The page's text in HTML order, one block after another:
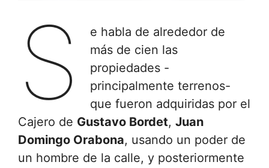
S
e habla de alrededor de
más de cien las
propiedades -
principalmente terrenos-
que fueron adquiridas por el
Cajero de Gustavo Bordet, Juan
Domingo Orabona, usando un poder de
un hombre de la calle, y posteriormente